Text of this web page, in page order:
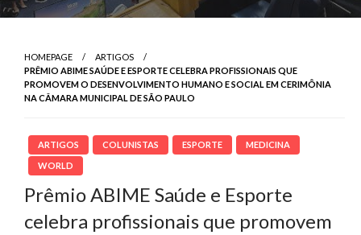
HOMEPAGE
ARTIGOS
PRÊMIO ABIME SAÚDE E ESPORTE CELEBRA PROFISSIONAIS QUE
PROMOVEM O DESENVOLVIMENTO HUMANO E SOCIAL EM CERIMÔNIA
NA CÂMARA MUNICIPAL DE SÃO PAULO
ARTIGOS COLUNISTAS ESPORTE
MEDICINA
WORLD
Prêmio ABIME Saúde e Esporte
celebra profissionais que promovem